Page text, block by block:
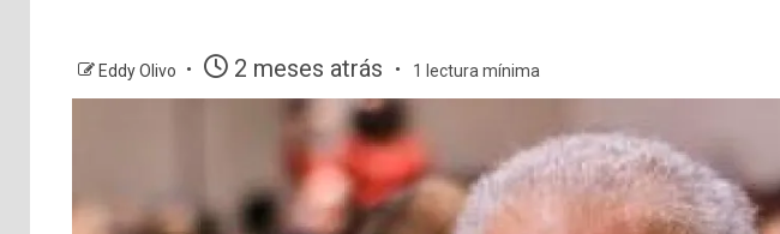
Eddy Olivo 2 meses atrás 1 lectura mínima